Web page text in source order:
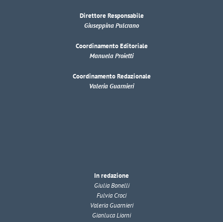
Direttore Responsabile
Giuseppina Pulcrano
Coordinamento Editoriale
Manuela Proietti
Coordinamento Redazionale
Valeria Guarnieri
In redazione
Giulia Bonelli
Fulvia Croci
Valeria Guarnieri
Gianluca Liorni